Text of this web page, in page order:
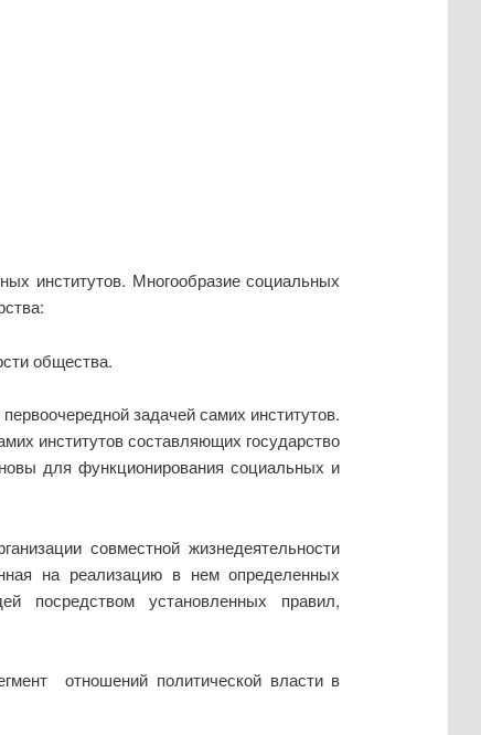
институтов. Многообразие социальных
общества.
задачей самих институтов.
институтов составляющих государство
для функционирования социальных и
совместной жизнедеятельности
на реализацию в нем определенных
посредством установленных правил,
отношений политической власти в